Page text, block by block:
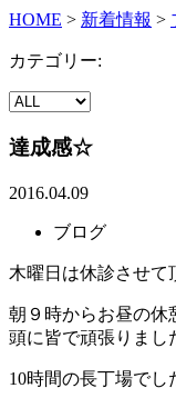
HOME > 新着情報 >
カテゴリー:
達成感☆
2016.04.09
ブログ
木曜日は休診させて
朝９時からお昼の休
頭に皆で頑張りまし
10時間の長丁場で